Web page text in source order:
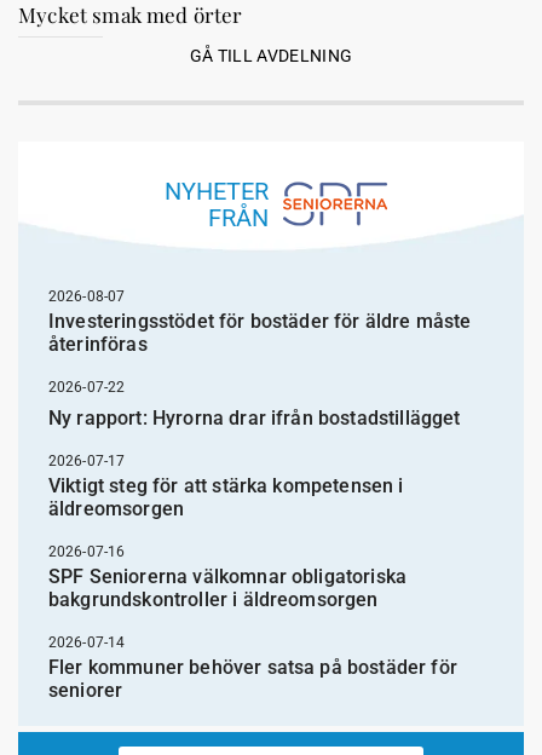
Mycket smak med örter
GÅ TILL AVDELNING
NYHETER
FRÅN
2026-08-07
Investeringsstödet för bostäder för äldre måste
återinföras
2026-07-22
Ny rapport: Hyrorna drar ifrån bostadstillägget
2026-07-17
Viktigt steg för att stärka kompetensen i
äldreomsorgen
2026-07-16
SPF Seniorerna välkomnar obligatoriska
bakgrundskontroller i äldreomsorgen
2026-07-14
Fler kommuner behöver satsa på bostäder för
seniorer